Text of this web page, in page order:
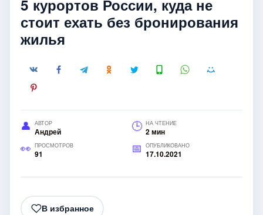
5 курортов России, куда не
стоит ехать без бронирования
жилья
АВТОР
Андрей
НА ЧТЕНИЕ
2 мин
ПРОСМОТРОВ
91
ОПУБЛИКОВАНО
17.10.2021
В избранное